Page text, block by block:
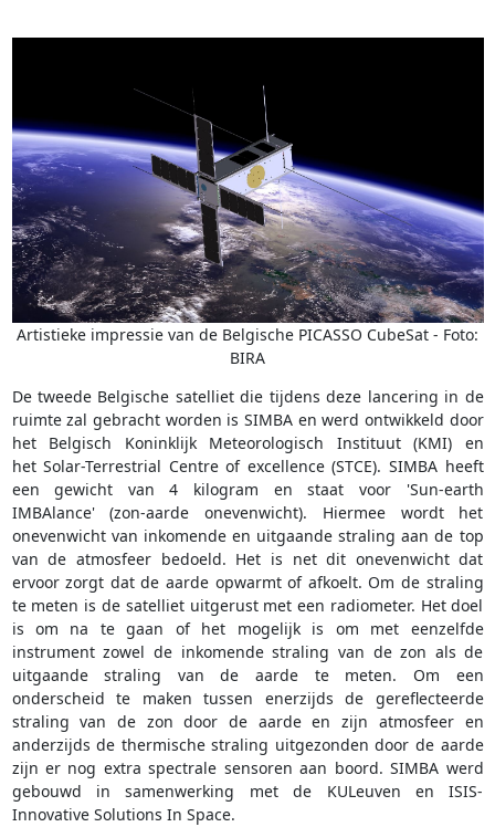
Artistieke impressie van de Belgische PICASSO CubeSat - Foto:
BIRA
De tweede Belgische satelliet die tijdens deze lancering in de
ruimte zal gebracht worden is SIMBA en werd ontwikkeld door
het Belgisch Koninklijk Meteorologisch Instituut (KMI) en
het Solar-Terrestrial Centre of excellence (STCE). SIMBA heeft
een gewicht van 4 kilogram en staat voor 'Sun-earth
IMBAlance' (zon-aarde onevenwicht). Hiermee wordt het
onevenwicht van inkomende en uitgaande straling aan de top
van de atmosfeer bedoeld. Het is net dit onevenwicht dat
ervoor zorgt dat de aarde opwarmt of afkoelt. Om de straling
te meten is de satelliet uitgerust met een radiometer. Het doel
is om na te gaan of het mogelijk is om met eenzelfde
instrument zowel de inkomende straling van de zon als de
uitgaande straling van de aarde te meten. Om een
onderscheid te maken tussen enerzijds de gereflecteerde
straling van de zon door de aarde en zijn atmosfeer en
anderzijds de thermische straling uitgezonden door de aarde
zijn er nog extra spectrale sensoren aan boord. SIMBA werd
gebouwd in samenwerking met de KULeuven en ISIS-
Innovative Solutions In Space.